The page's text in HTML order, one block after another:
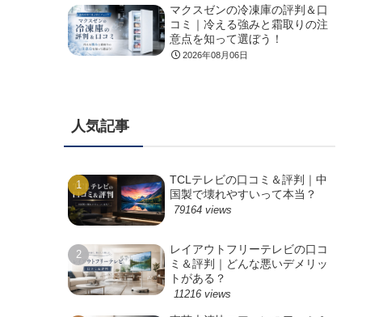
マクスゼンの冷凍庫の評判＆口
コミ｜冷える強みと霜取りの注
意点を知って選ぼう！
2026年08月06日
人気記事
TCLテレビの口コミ＆評判｜中
国製で壊れやすいって本当？
79164 views
レイアウトフリーテレビの口コ
ミ＆評判｜どんな悪いデメリッ
トがある？
11216 views